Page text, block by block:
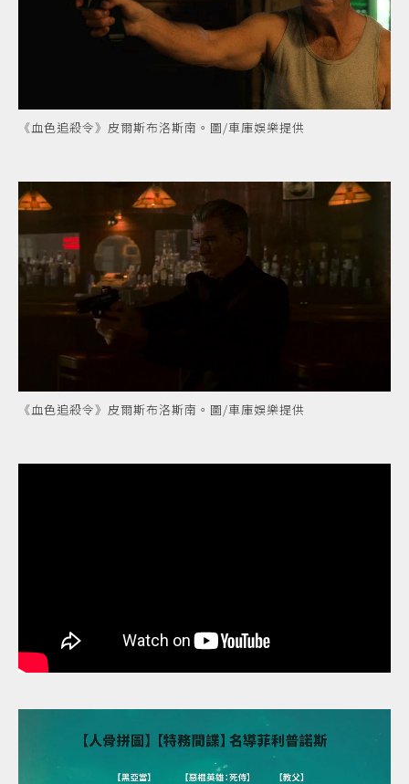
《血色追殺令》皮爾斯布洛斯南。圖/車庫娛樂提供
《血色追殺令》皮爾斯布洛斯南。圖/車庫娛樂提供